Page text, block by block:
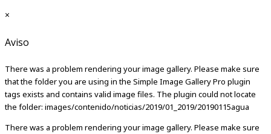
×
Aviso
There was a problem rendering your image gallery. Please make sure
that the folder you are using in the Simple Image Gallery Pro plugin
tags exists and contains valid image files. The plugin could not locate
the folder: images/contenido/noticias/2019/01_2019/20190115agua
There was a problem rendering your image gallery. Please make sure